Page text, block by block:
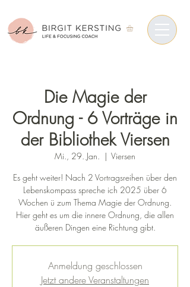
Die Magie der
Ordnung - 6 Vorträge in
der Bibliothek Viersen
Mi., 29. Jan.
  |
Viersen
Es geht weiter! Nach 2 Vortragsreihen über den
Lebenskompass spreche ich 2025 über 6
Wochen ü zum Thema Magie der Ordnung.
Hier geht es um die innere Ordnung, die allen
äußeren Dingen eine Richtung gibt.
Anmeldung geschlossen
Jetzt andere Veranstaltungen